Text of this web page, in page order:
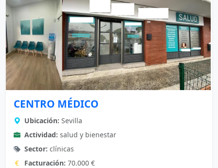
CENTRO MÉDICO
Ubicación: Sevilla
Actividad: salud y bienestar
Sector: clínicas
Facturación: 70.000 €